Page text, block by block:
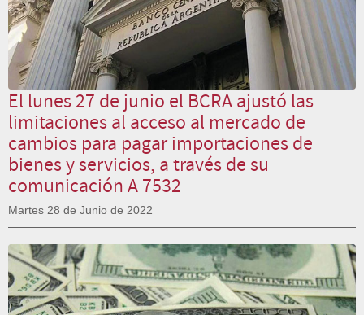
El lunes 27 de junio el BCRA ajustó las
limitaciones al acceso al mercado de
cambios para pagar importaciones de
bienes y servicios, a través de su
comunicación A 7532
Martes 28 de Junio de 2022